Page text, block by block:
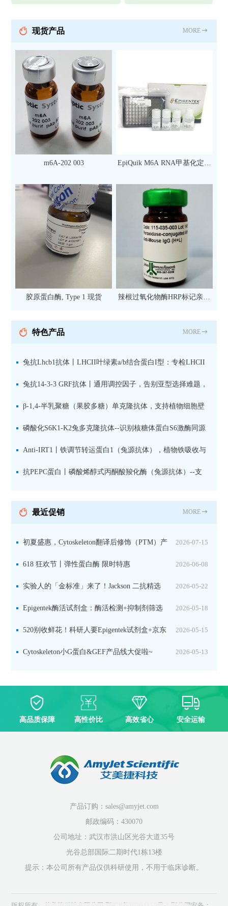
现货产品 MORE
m6A-202 003
EpiQuik M6A RNA甲基化定量
次）
胶原蛋白酶, Type 1 现货
辣根过氧化物酶HRP标记亲和
抗 现货
特色产品 MORE
兔抗Lhcb1抗体丨LHCII叶绿素a/b结合蛋白I型：专检LHCII
中含量丰富的捕光蛋白
兔抗14-3-3 GRF抗体丨通用调控因子，告别亚型选择难题，
全面捕获植物信号转导枢纽蛋白
β-1,4-半乳聚糖（果胶多糖）单克隆抗体，支持植物细胞壁
果胶多糖精细结构解析
磷酸化S6K1-K2兔多克隆抗体--识别核糖体蛋白S6激酶同源
蛋白1-2的激活状态
Anti-IRT1丨铁调节转运蛋白1（兔源抗体），植物铁吸收与
微量元素代谢研究的关键工具
抗PEPC蛋白丨磷酸烯醇式丙酮酸羧化酶（兔源抗体）--支
最近促销 MORE
2026-07-15
初夏盛惠，Cytoskeleton翻译后修饰（PTM）产
品线放价啦！ 2026-06-08
618 狂欢节丨弹性蛋白酶 限时特惠
2026-05-22
实验人的「金标准」来了！Jackson 二抗精选
限时一口价，手慢无！ 2026-05-18
Epigentek酶活试剂盒：酶活检测+抑制剂筛选
双赋能，下单即赠京东卡 2026-05-15
520别收鲜花！科研人要Epigentek试剂盒+京东
卡！ 2026-05-13
Cytoskeleton小G蛋白&GEF产品线大促啦~
高品质保障 高性价比 高效省心 安全运输
产品订购：sales@amyjet.com
邮政编码：430070
公司地址：武汉市洪山区光谷大道35号
光谷总部国际二期时代1栋13楼
提示：本公司所有产品仅供科研使用，不用于临床诊断。